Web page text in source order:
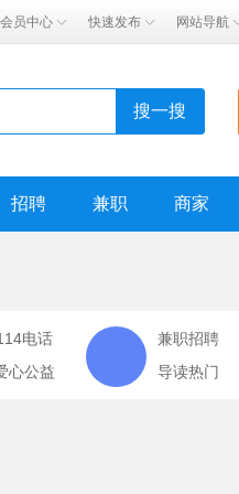
会员中心 快速发布 网站导航
搜一搜
招聘 兼职 商家
电话
心公益
兼职招聘
导读热门